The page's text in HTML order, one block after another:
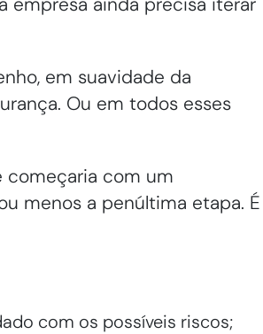
em suavidade da
Ou em todos esses
começaria com um
menos a penúltima etapa. É
com os possíveis riscos;